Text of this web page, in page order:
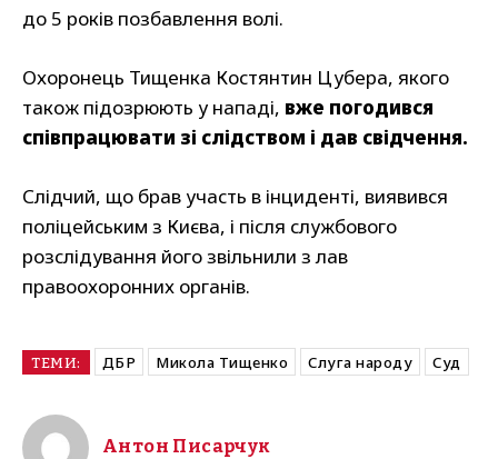
до 5 років позбавлення волі.
Охоронець Тищенка Костянтин Цубера, якого
також підозрюють у нападі, вже погодився
співпрацювати зі слідством і дав свідчення.
Слідчий, що брав участь в інциденті, виявився
поліцейським з Києва, і після службового
розслідування його звільнили з лав
правоохоронних органів.
ТЕМИ: ДБР Микола Тищенко Слуга народу Суд
Антон Писарчук